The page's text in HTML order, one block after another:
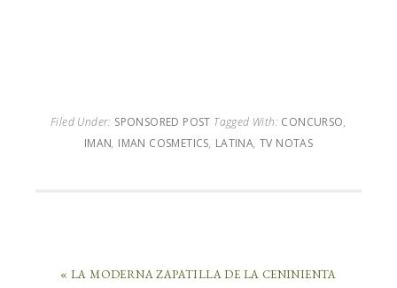
Filed Under: SPONSORED POST Tagged With: CONCURSO,
IMAN, IMAN COSMETICS, LATINA, TV NOTAS
« LA MODERNA ZAPATILLA DE LA CENINIENTA